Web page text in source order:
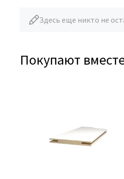
Здесь еще никто не
Покупают